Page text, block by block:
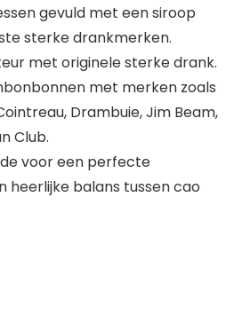
gevuld met een siroop
sterke drankmerken.
met originele sterke drank.
met merken zoals
Drambuie, Jim Beam,
Club.
voor een perfecte
heerlijke balans tussen cao